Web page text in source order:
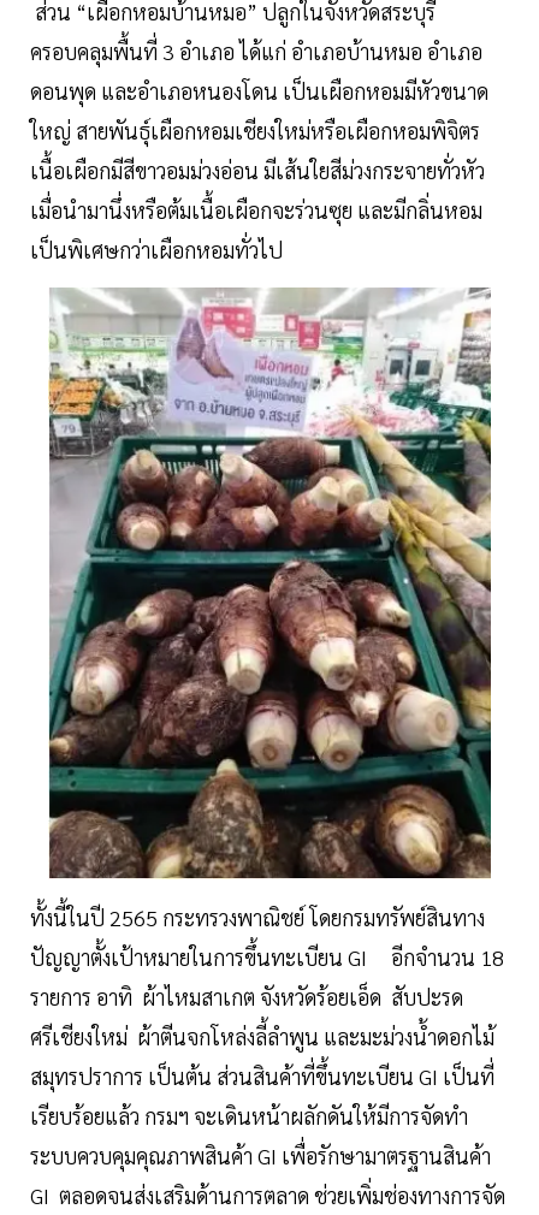
ส่วน “เผือกหอมบ้านหมอ” ปลูกในจังหวัดสระบุรี
ครอบคลุมพื้นที่ 3 อำเภอ ได้แก่ อำเภอบ้านหมอ อำเภอ
ดอนพุด และอำเภอหนองโดน เป็นเผือกหอมมีหัวขนาด
ใหญ่ สายพันธุ์เผือกหอมเชียงใหม่หรือเผือกหอมพิจิตร
เนื้อเผือกมีสีขาวอมม่วงอ่อน มีเส้นใยสีม่วงกระจายทั่วหัว
เมื่อนำมานึ่งหรือต้มเนื้อเผือกจะร่วนซุย และมีกลิ่นหอม
เป็นพิเศษกว่าเผือกหอมทั่วไป
ทั้งนี้ในปี 2565 กระทรวงพาณิชย์ โดยกรมทรัพย์สินทาง
ปัญญาตั้งเป้าหมายในการขึ้นทะเบียน GI อีกจำนวน 18
รายการ อาทิ ผ้าไหมสาเกต จังหวัดร้อยเอ็ด สับปะรด
ศรีเชียงใหม่ ผ้าตีนจกโหล่งลี้ลำพูน และมะม่วงน้ำดอกไม้
สมุทรปราการ เป็นต้น ส่วนสินค้าที่ขึ้นทะเบียน GI เป็นที่
เรียบร้อยแล้ว กรมฯ จะเดินหน้าผลักดันให้มีการจัดทำ
ระบบควบคุมคุณภาพสินค้า GI เพื่อรักษามาตรฐานสินค้า
GI ตลอดจนส่งเสริมด้านการตลาด ช่วยเพิ่มช่องทางการจัด